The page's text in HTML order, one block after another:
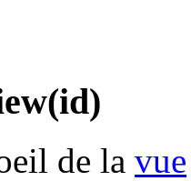
de la vue